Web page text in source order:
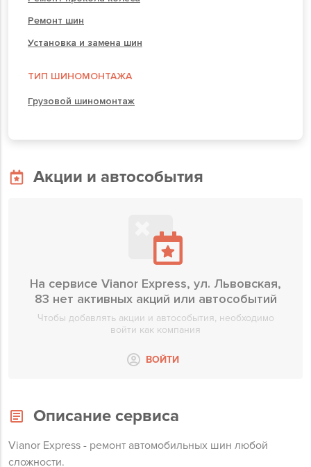
Ремонт шин
Установка и замена шин
ТИП ШИНОМОНТАЖА
Грузовой шиномонтаж
Акции и автособытия
На сервисе Vianor Express, ул. Львовская,
83 нет активных акций или автособытий
Чтобы добавлять акции и автособытия, необходимо
войти как компания
ВОЙТИ
Описание сервиса
Vianor Express - ремонт автомобильных шин любой
сложности.